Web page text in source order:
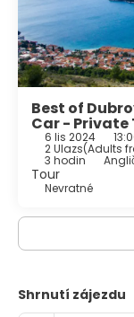
Best of
Car - Private
6 lis 2024
2 Ulazs(Adults
3 hodin
Tour
Nevratné
Shrnutí zájezdu